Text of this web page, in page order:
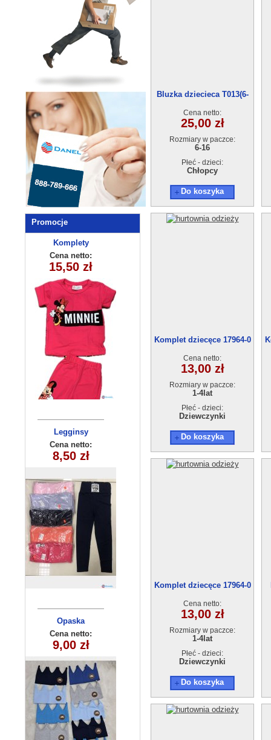
Promocje
Komplety
dziecięce
(5-8) 4szt
Cena netto:
15,50 zł
Legginsy
dziewczęce
(12-16) 4szt
Cena netto:
8,50 zł
Opaska
dziecięca
250510-4
Cena netto:
9,00 zł
Bluzka
dziecięca
YL-869A3 (8-16)
5 szt
Cena netto:
12,00 zł
Komplet
dziewczęcy
5570(3-6) 4szt
Cena netto:
17,00 zł
Bluzka
dziecięca
180626-14(6-16)
Cena netto:
15,00 zł
Bluzka dziecieca T013(6-
Cena netto:
25,00 zł
Rozmiary w paczce:
6-16
Płeć - dzieci:
Chłopcy
Do koszyka
Komplet dziecęce 17964-0
Cena netto:
13,00 zł
Rozmiary w paczce:
1-4lat
Płeć - dzieci:
Dziewczynki
Do koszyka
Komplet dziecęce 17964-0
Cena netto:
13,00 zł
Rozmiary w paczce:
1-4lat
Płeć - dzieci:
Dziewczynki
Do koszyka